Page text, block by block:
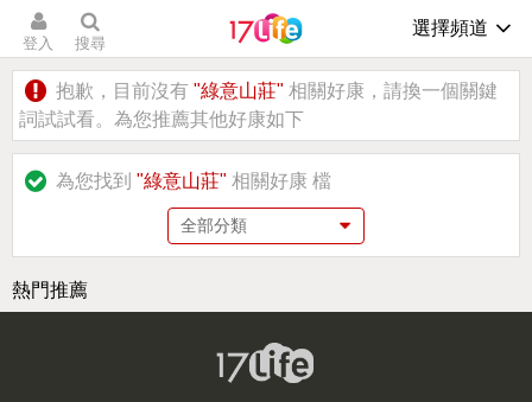
登入 搜尋
選擇頻道
抱歉，目前沒有 "綠意山莊"相關好康，請換一個關鍵
詞試試看。為您推薦其他好康如下
為您找到 "綠意山莊"相關好康檔
熱門推薦